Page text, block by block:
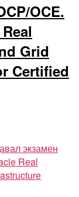
OCE.
Grid
Certified
экзамен
Real